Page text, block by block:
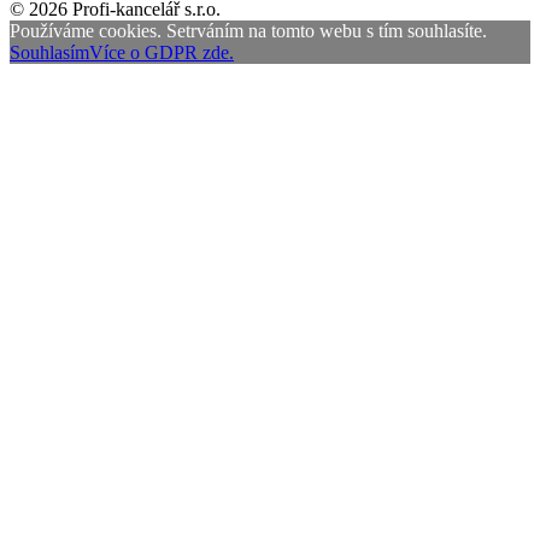
© 2026 Profi-kancelář s.r.o.
Používáme cookies. Setrváním na tomto webu s tím souhlasíte.
SouhlasímVíce o GDPR zde.